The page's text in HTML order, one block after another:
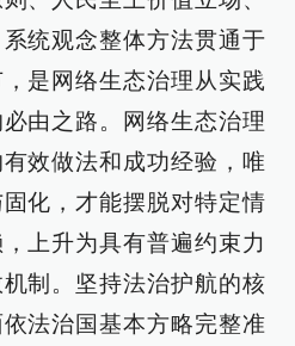
统观念整体方法贯通于
是网络生态治理从实践
由之路。网络生态治理
效做法和成功经验，唯
化，才能摆脱对特定情
上升为具有普遍约束力
制。坚持法治护航的核
法治国基本方略完整准